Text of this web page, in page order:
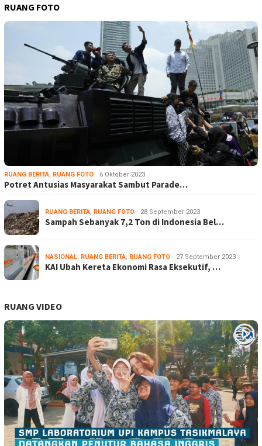
RUANG FOTO
RUANG BERITA, RUANG FOTO 6 Oktober 2023
Potret Antusias Masyarakat Sambut Parade…
RUANG BERITA, RUANG FOTO 28 September 2023
Sampah Sebanyak 7,2 Ton di Indonesia Bel…
NASIONAL, RUANG BERITA, RUANG FOTO 27 September 2023
KAI Ubah Kereta Ekonomi Rasa Eksekutif, …
RUANG VIDEO